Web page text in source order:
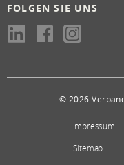
FOLGEN SIE UNS
© 2026
Impressum
Sitemap